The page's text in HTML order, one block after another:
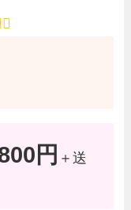
円 ＋送